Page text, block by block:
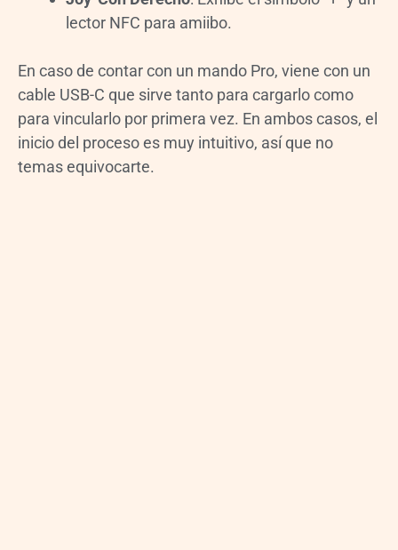
lector NFC para amiibo.
En caso de contar con un mando Pro, viene con un
cable USB-C que sirve tanto para cargarlo como
para vincularlo por primera vez. En ambos casos, el
inicio del proceso es muy intuitivo, así que no
temas equivocarte.